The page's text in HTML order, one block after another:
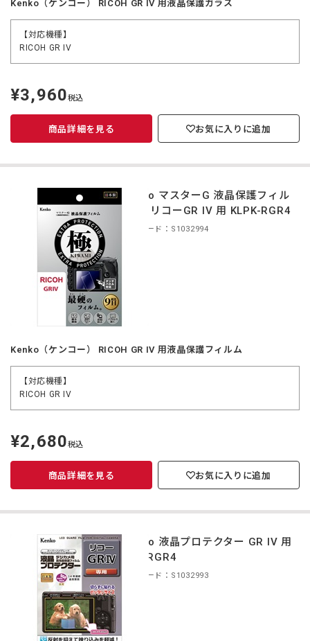
Kenko（ケンコー） RICOH GR IV 用液晶保護ガラス
【対応機種】
RICOH GR IV
定
価
¥3,960税込
商品詳細を見る お気に入りに追加
Kenko マスターG 液晶保護フィル
ム 極 リコーGR IV 用 KLPK-RGR4
商品コード：S1032994
Kenko（ケンコー） RICOH GR IV 用液晶保護フィルム
【対応機種】
RICOH GR IV
定
価
¥2,680税込
商品詳細を見る お気に入りに追加
Kenko 液晶プロテクター GR IV 用
KLP-RGR4
商品コード：S1032993